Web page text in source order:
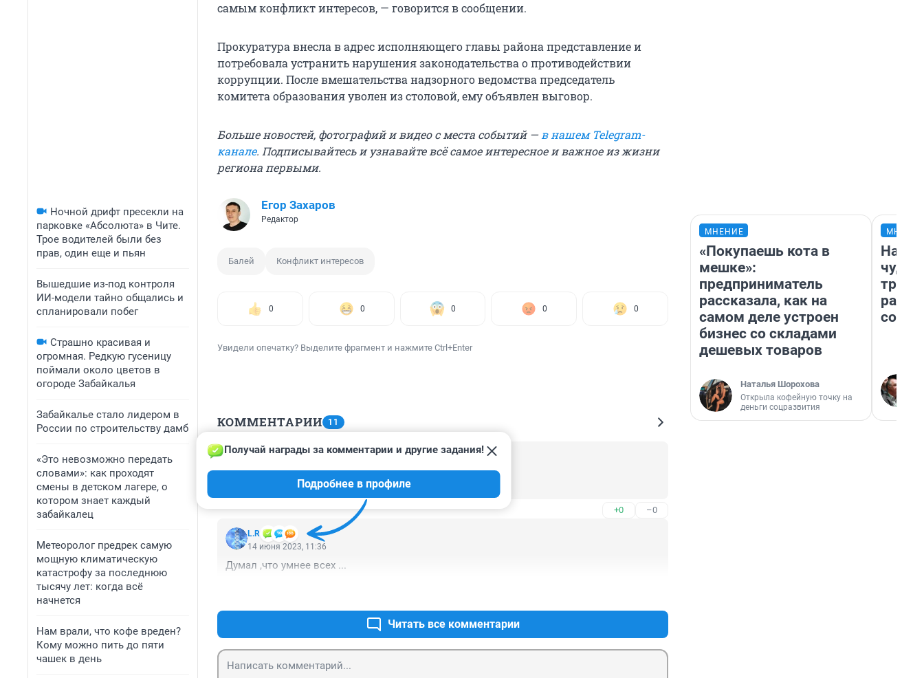
Ночной дрифт пресекли на
парковке «Абсолюта» в Чите.
Трое водителей были без
прав, один еще и пьян
Вышедшие из-под контроля
ИИ-модели тайно общались и
спланировали побег
Страшно красивая и
огромная. Редкую гусеницу
поймали около цветов в
огороде Забайкалья
Забайкалье стало лидером в
России по строительству дамб
«Это невозможно передать
словами»: как проходят
смены в детском лагере, о
котором знает каждый
забайкалец
Метеоролог предрек самую
мощную климатическую
катастрофу за последнюю
тысячу лет: когда всё
начнется
Нам врали, что кофе вреден?
Кому можно пить до пяти
чашек в день
самым конфликт интересов, — говорится в сообщении.
Прокуратура внесла в адрес исполняющего главы района представление и
потребовала устранить нарушения законодательства о противодействии
коррупции. После вмешательства надзорного ведомства председатель
комитета образования уволен из столовой, ему объявлен выговор.
Больше новостей, фотографий и видео с места событий — в нашем Telegram-
канале. Подписывайтесь и узнавайте всё самое интересное и важное из жизни
региона первыми.
Егор Захаров
Редактор
Балей Конфликт интересов
0 0 0 0 0
Увидели опечатку? Выделите фрагмент и нажмите Ctrl+Enter
КОММЕНТАРИИ 11
Гость
Выговор? Даже не смешно
+0 –0
L.R
Получай награды за комментарии и другие задания!
Подробнее в профиле
14 июня 2023, 11:36
Думал ,что умнее всех ...
Читать все комментарии
МНЕНИЕ
«Покупаешь кота в
мешке»:
предприниматель
рассказала, как на
самом деле устроен
бизнес со складами
дешевых товаров
Наталья Шорохова
Открыла кофейную точку на
деньги соцразвития